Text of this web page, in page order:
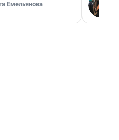
Емельянова